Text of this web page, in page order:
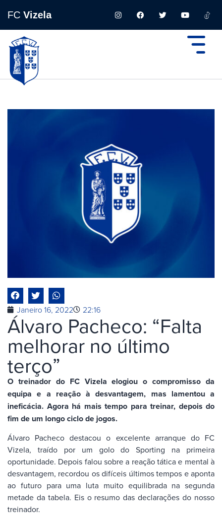
FC Vizela
Janeiro 16, 2022 22:16
Álvaro Pacheco: “Falta
melhorar no último
terço”
O treinador do FC Vizela elogiou o compromisso da
equipa e a reação à desvantagem, mas lamentou a
ineficácia. Agora há mais tempo para treinar, depois do
fim de um longo ciclo de jogos.
Álvaro Pacheco destacou o excelente arranque do FC
Vizela, traído por um golo do Sporting na primeira
oportunidade. Depois falou sobre a reação tática e mental à
desvantagem, recordou os difíceis últimos tempos e aponta
ao futuro para uma luta muito equilibrada na segunda
metade da tabela. Eis o resumo das declarações do nosso
treinador.